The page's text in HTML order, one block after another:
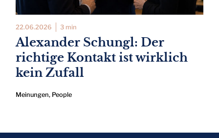
22.06.2026 3 min
Alexander Schungl: Der
richtige Kontakt ist wirklich
kein Zufall
Meinungen, People